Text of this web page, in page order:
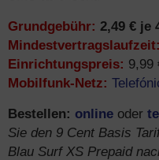
Grundgebühr: 2,49 € je
Mindestvertragslaufzeit:
Einrichtungspreis: 9,99
Mobilfunk-Netz:
Bestellen: online oder
Sie den 9 Cent Basis
Blau Surf XS Prepaid